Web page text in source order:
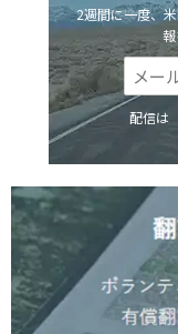
2週間に一度、
報
配信は